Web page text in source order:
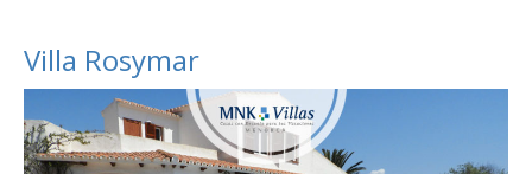
Villa Rosymar